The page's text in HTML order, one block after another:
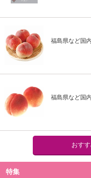
福島県など
福島県など
おす
特集